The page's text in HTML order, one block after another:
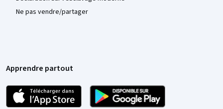
Ne pas vendre/partager
Apprendre partout